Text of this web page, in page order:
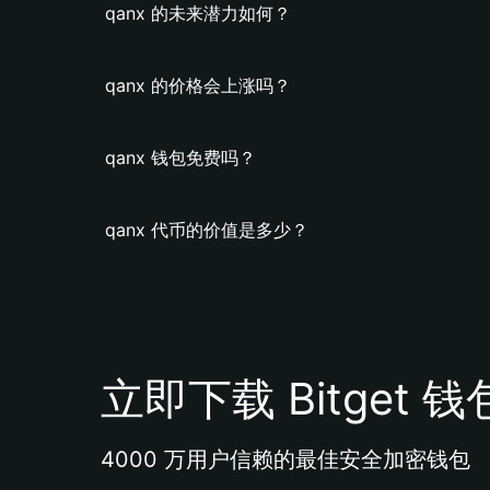
qanx 的未来潜力如何？
qanx 的价格会上涨吗？
qanx 钱包免费吗？
qanx 代币的价值是多少？
立即下载 Bitget 钱
4000 万用户信赖的最佳安全加密钱包